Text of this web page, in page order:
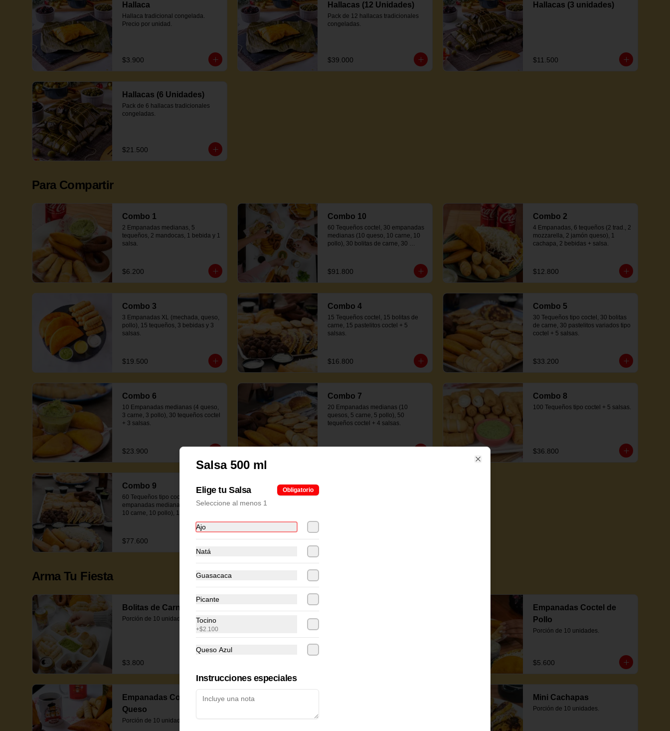
Hallaca
Hallaca tradicional congelada.
Precio por unidad.
$3.900
Hallacas (12 Unidades)
Pack de 12 hallacas tradicionales
congeladas.
$39.000
Hallacas (3 unidades)
$11.500
Hallacas (6 Unidades)
Pack de 6 hallacas tradicionales
congeladas.
$21.500
Para Compartir
Combo 1
2 Empanadas medianas, 5
tequeños, 2 mandocas, 1 bebida y 1
salsa.
$6.200
Combo 10
60 Tequeños coctel, 30 empanadas
medianas (10 queso, 10 carne, 10
pollo), 30 bolitas de carne, 30
$91.800
Combo 2
4 Empanadas, 6 tequeños (2 trad., 2
mozzarella, 2 jamón queso), 1
cachapa, 2 bebidas + salsa.
$12.800
Combo 3
3 Empanadas XL (mechada, queso,
pollo), 15 tequeños, 3 bebidas y 3
salsas.
$19.500
Combo 4
15 Tequeños coctel, 15 bolitas de
carne, 15 pastelitos coctel + 5
salsas.
$16.800
Combo 5
30 Tequeños tipo coctel, 30 bolitas
de carne, 30 pastelitos variados tipo
coctel + 5 salsas.
$33.200
Combo 6
10 Empanadas medianas (4 queso,
3 carne, 3 pollo), 30 tequeños coctel
+ 3 salsas.
$23.900
Combo 7
20 Empanadas medianas (10
quesos, 5 carne, 5 pollo), 50
tequeños coctel + 4 salsas.
Combo 8
100 Tequeños tipo coctel + 5 salsas.
$36.800
Combo 9
60 Tequeños tipo coctel, 30
empanadas medianas (10 queso,
10 carne, 10 pollo), 10 mandocas,
10 minicachapas y 5 salsas.
$77.600
Arma Tu Fiesta
Bolitas de Carne
Porción de 10 unidades.
$3.800
Empanadas Coctel de
Pollo
Porción de 10 unidades.
$5.600
Empanadas Coctel de
Queso
Porción de 10 unidades.
Mini Cachapas
Porción de 10 unidades.
Salsa 500 ml
Elige tu Salsa Obligatorio
Seleccione al menos 1
Ajo
Natá
Guasacaca
Picante
Tocino
+$2.100
Queso Azul
Instrucciones especiales